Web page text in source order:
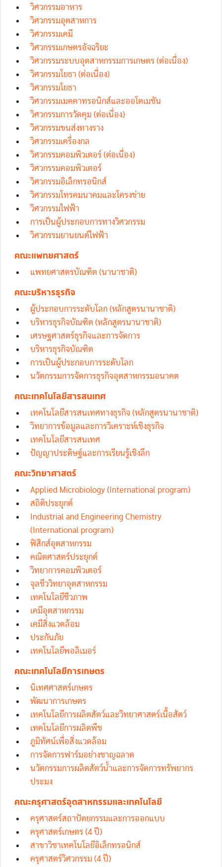
วิศวกรรมอาหาร
วิศวกรรมอุตสาหการ
วิศวกรรมเคมี
วิศวกรรมเกษตรอัจฉริยะ
วิศวกรรมระบบอุตสาหกรรมการเกษตร (ต่อเนื่อง)
วิศวกรรมโยธา (ต่อเนื่อง)
วิศวกรรมโยธา
วิศวกรรมเมคคาทรอนิกส์และออโตเมชัน
วิศวกรรมการวัดคุม (ต่อเนื่อง)
วิศวกรรมขนส่งทางราง
วิศวกรรมเครื่องกล
วิศวกรรมคอมพิวเตอร์ (ต่อเนื่อง)
วิศวกรรมคอมพิวเตอร์
วิศวกรรมอิเล็กทรอนิกส์
วิศวกรรมโทรคมนาคมและโครงข่าย
วิศวกรรมไฟฟ้า
การเป็นผู้ประกอบการทางวิศวกรรม
วิศวกรรมยานยนต์ไฟฟ้า
คณะแพทยศาสตร์
แพทยศาสตรบัณฑิต (นานาชาติ)
คณะบริหารธุรกิจ
ผู้ประกอบการระดับโลก (หลักสูตรนานาชาติ)‎
บริหารธุรกิจบัณฑิต (หลักสูตรนานาชาติ)
เศรษฐศาสตร์ธุรกิจและการจัดการ
บริหารธุรกิจบัณฑิต
การเป็นผู้ประกอบการระดับโลก
นวัตกรรมการจัดการธุรกิจอุตสาหกรรมอนาคต
คณะเทคโนโลยีสารสนเทศ
เทคโนโลยีสารสนเทศทางธุรกิจ (หลักสูตรนานาชาติ)
วิทยาการข้อมูลและการวิเคราะห์เชิงธุรกิจ
เทคโนโลยีสารสนเทศ
ปัญญาประดิษฐ์และการเรียนรู้เชิงลึก
คณะวิทยาศาสตร์
Applied Microbiology (International program)
สถิติประยุกต์
Industrial and Engineering Chemistry
(International program)
ฟิสิกส์อุตสาหกรรม
คณิตศาสตร์ประยุกต์
วิทยาการคอมพิวเตอร์
จุลชีววิทยาอุตสาหกรรม
เทคโนโลยีชีวภาพ
เคมีอุตสาหกรรม
เคมีสิ่งแวดล้อม
ประกันภัย
เทคโนโลยีพอลิเมอร์
คณะเทคโนโลยีการเกษตร
นิเทศศาสตร์เกษตร
พัฒนาการเกษตร
เทคโนโลยีการผลิตสัตว์และวิทยาศาสตร์เนื้อสัตว์
เทคโนโลยีการผลิตพืช
ภูมิทัศน์เพื่อสิ่งแวดล้อม
การจัดการฟาร์มอย่างชาญฉลาด
นวัตกรรมการผลิตสัตว์น้ำและการจัดการทรัพยากร
ประมง
คณะครุศาสตร์อุตสาหกรรมและเทคโนโลยี
ครุศาสตร์สถาปัตยกรรมและการออกแบบ
ครุศาสตร์เกษตร (4 ปี)
สาขาวิชาเทคโนโลยีอิเล็กทรอนิกส์
ครุศาสตร์วิศวกรรม (4 ปี)